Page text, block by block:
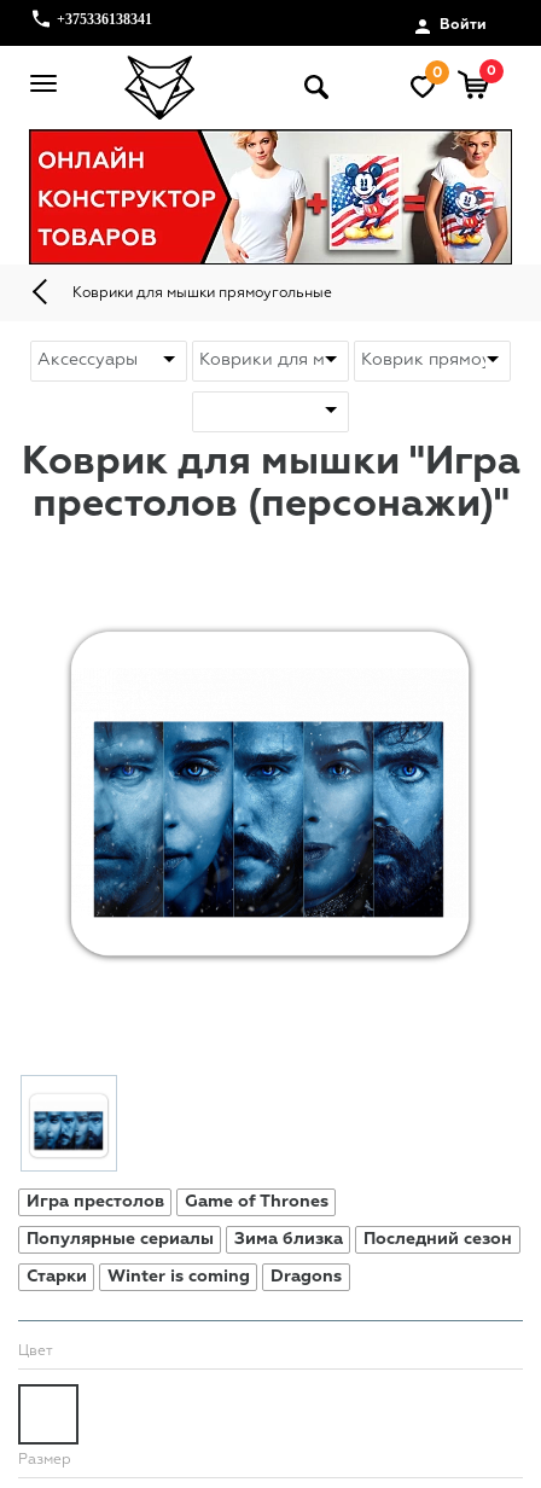
+375336138341 Войти
0 0
Коврики для мышки прямоугольные
Коврик для мышки "Игра
престолов (персонажи)"
Игра престолов Game of Thrones
Популярные сериалы Зима близка Последний сезон
Старки Winter is coming Dragons
Цвет
Размер